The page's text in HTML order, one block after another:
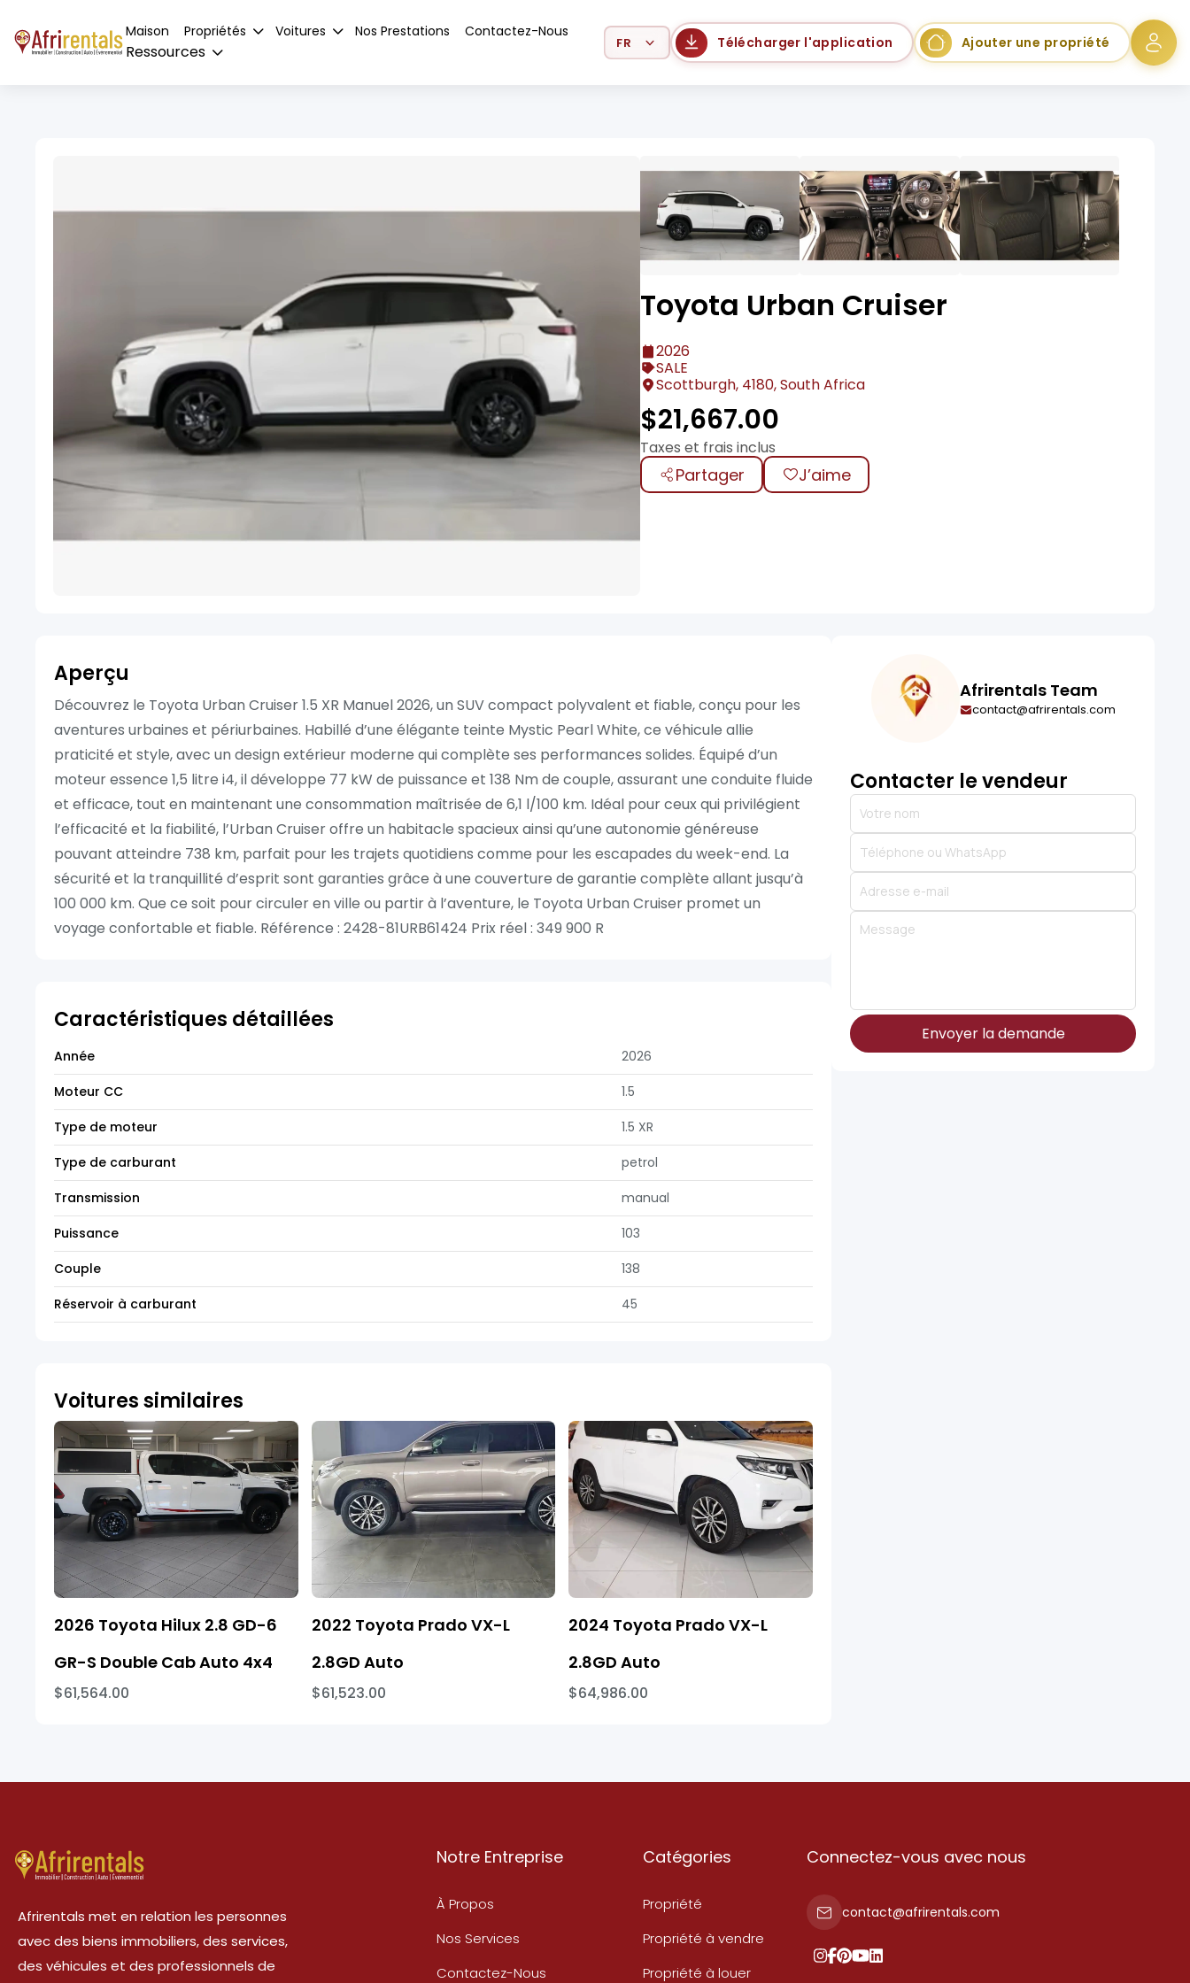
Maison Propriétés Voitures Nos Prestations Contactez-Nous
Ressources
Select Language Télécharger l'application Ajouter une propriété
Toyota Urban Cruiser
2026
SALE
Scottburgh, 4180, South Africa
$21,667.00
Taxes et frais inclus
Partager J’aime
Aperçu
Découvrez le Toyota Urban Cruiser 1.5 XR Manuel 2026, un SUV compact polyvalent et fiable, conçu pour les
aventures urbaines et périurbaines. Habillé d’une élégante teinte Mystic Pearl White, ce véhicule allie
praticité et style, avec un design extérieur moderne qui complète ses performances solides. Équipé d’un
moteur essence 1,5 litre i4, il développe 77 kW de puissance et 138 Nm de couple, assurant une conduite fluide
et efficace, tout en maintenant une consommation maîtrisée de 6,1 l/100 km. Idéal pour ceux qui privilégient
l’efficacité et la fiabilité, l’Urban Cruiser offre un habitacle spacieux ainsi qu’une autonomie généreuse
pouvant atteindre 738 km, parfait pour les trajets quotidiens comme pour les escapades du week-end. La
sécurité et la tranquillité d’esprit sont garanties grâce à une couverture de garantie complète allant jusqu’à
100 000 km. Que ce soit pour circuler en ville ou partir à l’aventure, le Toyota Urban Cruiser promet un
voyage confortable et fiable. Référence : 2428-81URB61424 Prix réel : 349 900 R
Caractéristiques détaillées
Année
2026
Moteur CC
1.5
Type de moteur
1.5 XR
Type de carburant
petrol
Transmission
manual
Puissance
103
Couple
138
Réservoir à carburant
45
Voitures similaires
2026 Toyota Hilux 2.8 GD-6
GR-S Double Cab Auto 4x4
$61,564.00
2022 Toyota Prado VX-L
2.8GD Auto
$61,523.00
2024 Toyota Prado VX-L
2.8GD Auto
$64,986.00
Afrirentals Team
contact@afrirentals.com
Contacter le vendeur
Envoyer la demande
Afrirentals met en relation les personnes
avec des biens immobiliers, des services,
des véhicules et des professionnels de
Notre Entreprise
À Propos
Nos Services
Contactez-Nous
Catégories
Propriété
Propriété à vendre
Propriété à louer
Connectez-vous avec nous
contact@afrirentals.com